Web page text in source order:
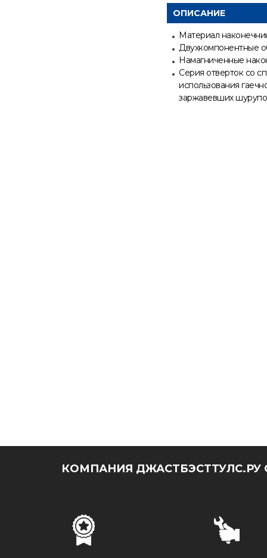
ОПИСАНИЕ
Материал
Двухкомпонентные
Намагниченные
Серия отверток со
использования
заржавевших
КОМПАНИЯ